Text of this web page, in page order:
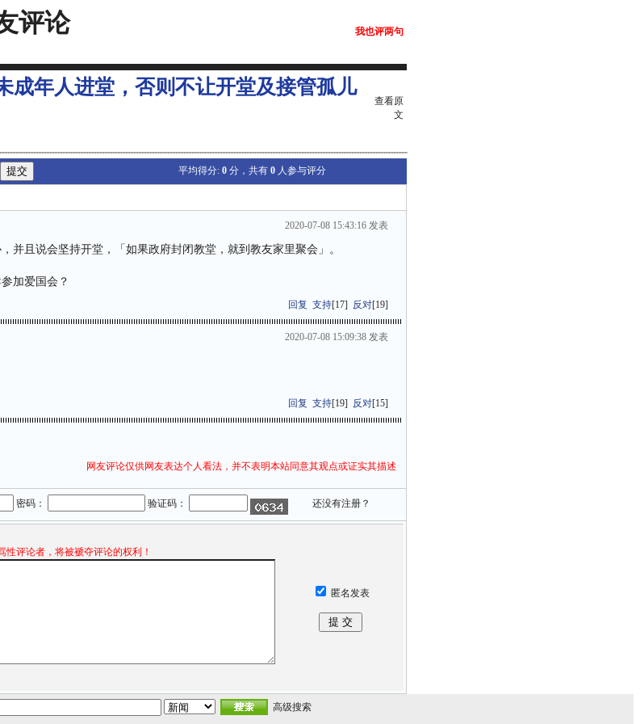
评论 我也评两句
成年人进堂，否则不让开堂及接管孤儿
查看原
文
平均得分: 0 分，共有 0 人参与评分
2020-07-08 15:43:16 发表
并且说会坚持开堂，「如果政府封闭教堂，就到教友家里聚会」。
加爱国会？
回复 支持[17] 反对[19]
2020-07-08 15:09:38 发表
回复 支持[19] 反对[15]
网友评论仅供网友表达个人看法，并不表明本站同意其观点或证实其描述
密码： 验证码： 还没有注册？
性评论者，将被褫夺评论的权利！
匿名发表
高级搜索